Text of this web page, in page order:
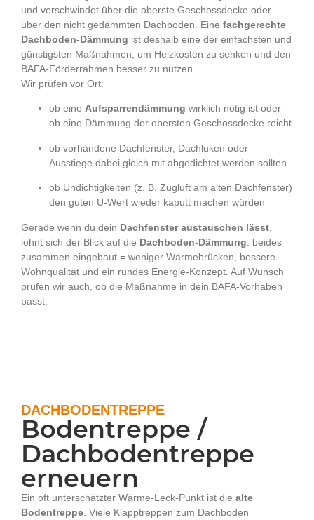
und verschwindet über die oberste Geschossdecke oder
über den nicht gedämmten Dachboden. Eine fachgerechte
Dachboden-Dämmung ist deshalb eine der einfachsten und
günstigsten Maßnahmen, um Heizkosten zu senken und den
BAFA-Förderrahmen besser zu nutzen.
Wir prüfen vor Ort:
ob eine Aufsparrendämmung wirklich nötig ist oder
ob eine Dämmung der obersten Geschossdecke reicht
ob vorhandene Dachfenster, Dachluken oder
Ausstiege dabei gleich mit abgedichtet werden sollten
ob Undichtigkeiten (z. B. Zugluft am alten Dachfenster)
den guten U-Wert wieder kaputt machen würden
Gerade wenn du dein Dachfenster austauschen lässt
lohnt sich der Blick auf die Dachboden-Dämmung: beides
zusammen eingebaut = weniger Wärmebrücken, bessere
Wohnqualität und ein rundes Energie-Konzept. Auf Wunsch
prüfen wir auch, ob die Maßnahme in dein BAFA-Vorhaben
passt.
DACHBODENTREPPE
Bodentreppe /
Dachbodentreppe
erneuern
Ein oft unterschätzter Wärme-Leck-Punkt ist die alte
Bodentreppe . Viele Klapptreppen zum Dachboden